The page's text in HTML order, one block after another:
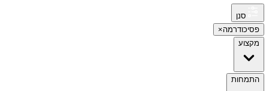
סנן
פסיכודרמה×
מקצוע
התמחות